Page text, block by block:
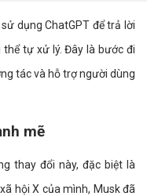
dụng ChatGPT để trả lời
tự xử lý. Đây là bước đi
tác và hỗ trợ người dùng
mẽ
thay đổi này, đặc biệt là
hội X của mình, Musk đã